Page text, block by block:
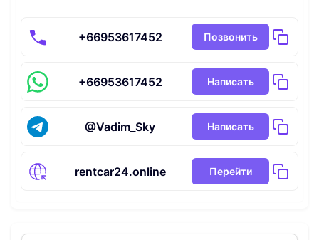
+66953617452 Позвонить
+66953617452 Написать
@Vadim_Sky Написать
rentcar24.online Перейти